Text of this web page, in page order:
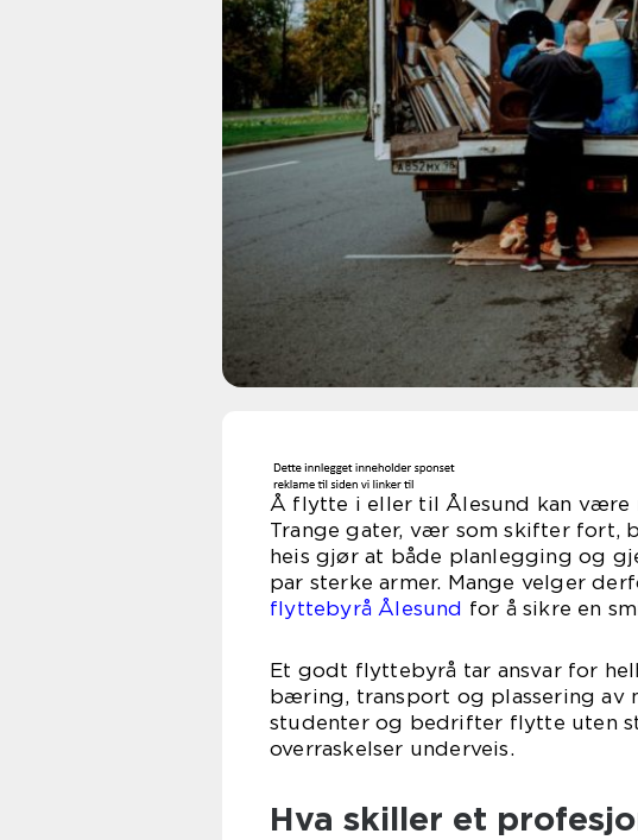
Å flytte i eller til Ålesund kan være
Trange gater, vær som skifter fort,
heis gjør at både planlegging og
par sterke armer. Mange velger
flyttebyrå Ålesund for å sikre en
Et godt flyttebyrå tar ansvar for
bæring, transport og plassering av
studenter og bedrifter flytte uten
overraskelser underveis.
Hva skiller et